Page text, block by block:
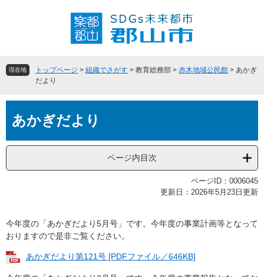
頭
飛
へ
現在地 トップページ > 組織でさがす > 教育総務部 > 赤木地域公民館 > あかぎ
だより
文あかぎだより
ページ内目次
ページID：0006045
更新日：2026年5月23日更新
今年度の「あかぎだより5月号」です。今年度の事業計画等となって
おりますので是非ご覧ください。
あかぎだより第121号 [PDFファイル／646KB]